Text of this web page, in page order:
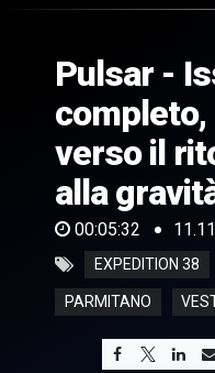
of
32
seconds
Pulsar -
completo,
verso il
alla
00:05:32
EXPEDITION 38
PARMITANO